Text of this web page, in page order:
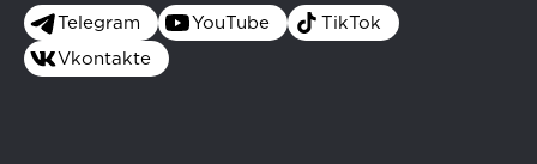
Telegram YouTube TikTok
Vkontakte